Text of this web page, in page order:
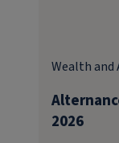
2026
Wealth and